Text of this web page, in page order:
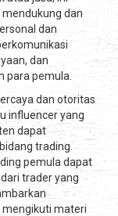
dan
dan
dan
para pemula.
dan otoritas
influencer yang
dapat
trading.
pemula dapat
trader yang
mengikuti materi